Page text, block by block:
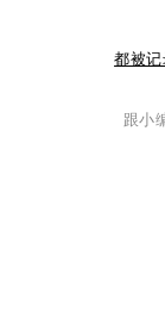
都被
跟小